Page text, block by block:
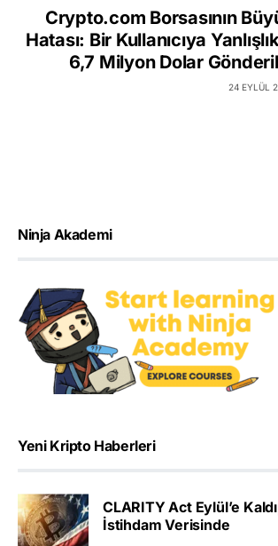
Crypto.com Borsasının
Hatası: Bir Kullanıcıya
6,7 Milyon Dolar
24 EYLÜL
Ninja Akademi
Yeni Kripto Haberleri
CLARITY Act Eylül’e
İstihdam Verisinde